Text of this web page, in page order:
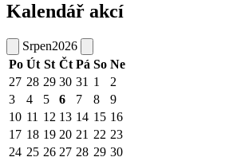
Kalendář akcí
Srpen2026
Po Út St Čt Pá So Ne
27 28 29 30 31 1
2
3
4 5 6 7 8
9
10 11 12 13 14 15 16
17 18 19 20 21 22 23
24 25 26 27 28 29 30